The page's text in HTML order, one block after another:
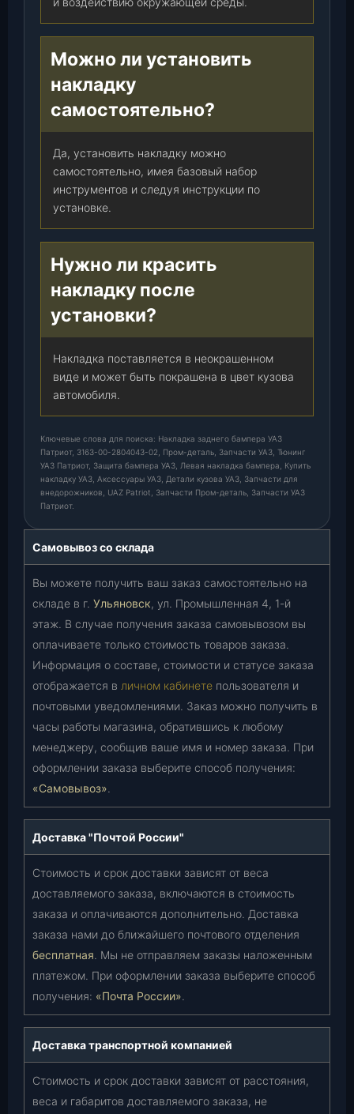
Можно ли установить
накладку
самостоятельно?
Да, установить накладку можно
самостоятельно, имея базовый набор
инструментов и следуя инструкции по
установке.
Нужно ли красить
накладку после
установки?
Накладка поставляется в неокрашенном
виде и может быть покрашена в цвет кузова
автомобиля.
Ключевые слова для поиска: Накладка заднего бампера УАЗ
Патриот, 3163-00-2804043-02, Пром-деталь, Запчасти УАЗ, Тюнинг
УАЗ Патриот, Защита бампера УАЗ, Левая накладка бампера, Купить
накладку УАЗ, Аксессуары УАЗ, Детали кузова УАЗ, Запчасти для
внедорожников, UAZ Patriot, Запчасти Пром-деталь, Запчасти УАЗ
Патриот.
Самовывоз со склада
Вы можете получить ваш заказ самостоятельно на
складе в г. Ульяновск, ул. Промышленная 4, 1-й
этаж. В случае получения заказа самовывозом вы
оплачиваете только стоимость товаров заказа.
Информация о составе, стоимости и статусе заказа
отображается в личном кабинете пользователя и
почтовыми уведомлениями. Заказ можно получить в
часы работы магазина, обратившись к любому
менеджеру, сообщив ваше имя и номер заказа. При
оформлении заказа выберите способ получения:
«Самовывоз».
Доставка "Почтой России"
Стоимость и срок доставки зависят от веса
доставляемого заказа, включаются в стоимость
заказа и оплачиваются дополнительно. Доставка
заказа нами до ближайшего почтового отделения
бесплатная. Мы не отправляем заказы наложенным
платежом. При оформлении заказа выберите способ
получения: «Почта России».
Доставка транспортной компанией
Стоимость и срок доставки зависят от расстояния,
веса и габаритов доставляемого заказа, не